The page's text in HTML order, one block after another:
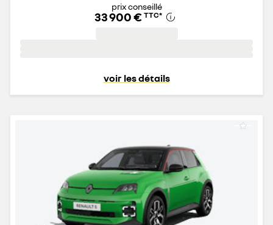
prix conseillé
33 900 € TTC*
voir les détails